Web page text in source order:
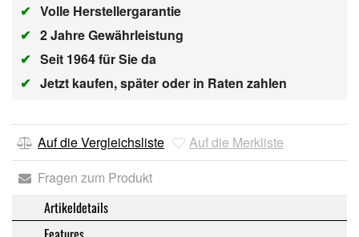
✔ Volle Herstellergarantie
✔ 2 Jahre Gewährleistung
✔ Seit 1964 für Sie da
✔ Jetzt kaufen, später oder in Raten zahlen
Auf die Vergleichsliste
Auf die Merkliste
Fragen zum Produkt
Artikeldetails